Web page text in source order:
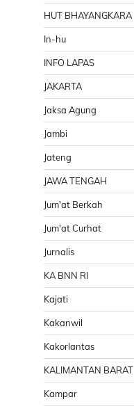
HUT BHAYANGKARA
In-hu
INFO LAPAS
JAKARTA
Jaksa Agung
Jambi
Jateng
JAWA TENGAH
Jum'at Berkah
Jum'at Curhat
Jurnalis
KA BNN RI
Kajati
Kakanwil
Kakorlantas
KALIMANTAN BARAT
Kampar